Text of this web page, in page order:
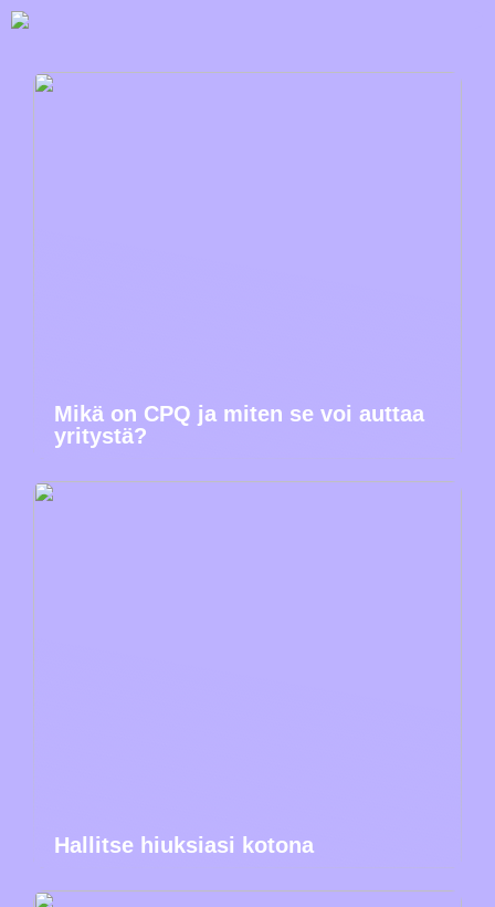
Mikä on CPQ ja miten se voi auttaa
yritystä?
Hallitse hiuksiasi kotona